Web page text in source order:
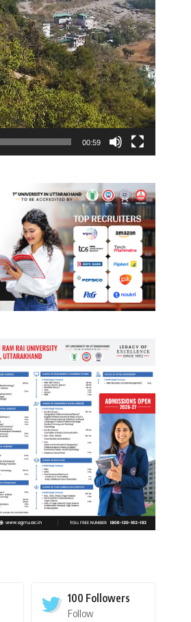
00:59
100 Followers
Follow